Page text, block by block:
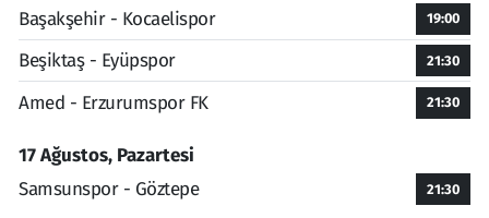
Başakşehir - Kocaelispor
19:00
Beşiktaş - Eyüpspor 21:30
Amed - Erzurumspor FK 21:30
17 Ağustos, Pazartesi
Samsunspor - Göztepe
21:30